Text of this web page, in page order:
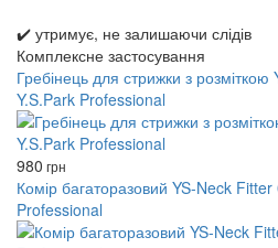
✔️ утримує, не залишаючи слідів
Комплексне застосування
Гребінець для стрижки з
Y.S.Park Professional
980 грн
Комір багаторазовий YS-Neck
Professional